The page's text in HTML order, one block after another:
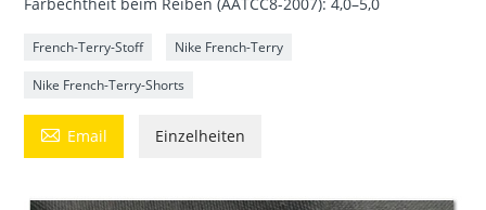
French-Terry-Stoff Nike French-Terry
Nike French-Terry-Shorts
 Email Einzelheiten